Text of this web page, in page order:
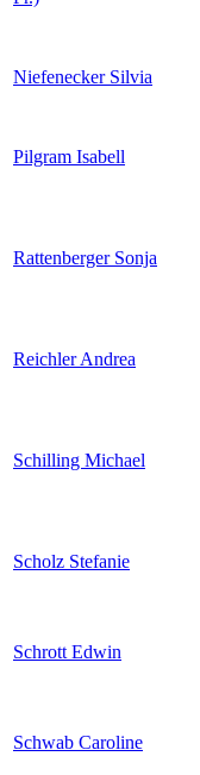
Niefenecker Silvia
Pilgram Isabell
Rattenberger Sonja
Reichler Andrea
Schilling Michael
Scholz Stefanie
Schrott Edwin
Schwab Caroline